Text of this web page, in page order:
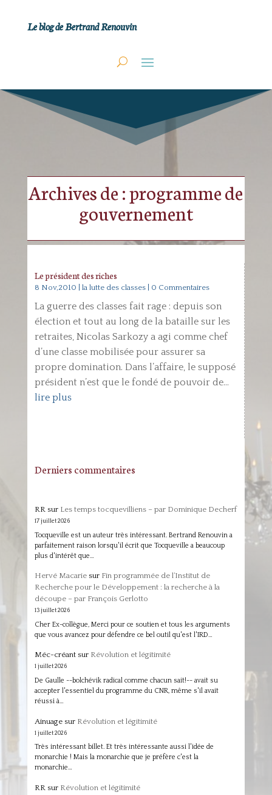
Le blog de Bertrand Renouvin
Archives de : programme de
gouvernement
Le président des riches
8 Nov,2010 la lutte des classes| 0 Commentaires
La guerre des classes fait rage : depuis son
élection et tout au long de la bataille sur les
retraites, Nicolas Sarkozy a agi comme chef
d’une classe mobilisée pour assurer sa
propre domination. Dans l’affaire, le supposé
président n’est que le fondé de pouvoir de...
lire plus
Derniers commentaires
RRsur Les temps tocquevilliens – par Dominique Decherf
17 juillet 2026
Tocqueville est un auteur très intéressant. Bertrand Renouvin a
parfaitement raison lorsqu'il écrit que Tocqueville a beaucoup
plus d'intérêt que…
Hervé Macariesur Fin programmée de l’Institut de
Recherche pour le Développement : la recherche à la
découpe – par François Gerlotto
13 juillet 2026
Cher Ex-collègue, Merci pour ce soutien et tous les arguments
que vous avancez pour défendre ce bel outil qu'est l'IRD…
Méc-créantsur Révolution et légitimité
1 juillet 2026
De Gaulle --bolchévik radical comme chacun sait!-- avait su
accepter l'essentiel du programme du CNR, même s'il avait
réussi à…
Ainuagesur Révolution et légitimité
1 juillet 2026
Très intéressant billet. Et très intéressante aussi l'idée de
monarchie ! Mais la monarchie que je préfère c'est la
monarchie…
RR sur Révolution et légitimité